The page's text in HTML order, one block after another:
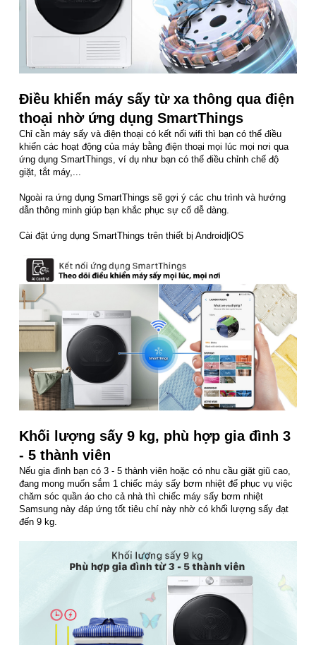
Điều khiển máy sấy từ xa thông qua điện
thoại nhờ ứng dụng SmartThings
Chỉ cần máy sấy và điện thoại có kết nối wifi thì bạn có thể điều
khiển các hoạt động của máy bằng điện thoại mọi lúc mọi nơi qua
ứng dụng SmartThings, ví dụ như bạn có thể điều chỉnh chế độ
giặt, tắt máy,...
Ngoài ra ứng dụng SmartThings sẽ gợi ý các chu trình và hướng
dẫn thông minh giúp bạn khắc phục sự cố dễ dàng.
Cài đặt ứng dụng SmartThings trên thiết bị Android|iOS
Khối lượng sấy 9 kg, phù hợp gia đình 3
- 5 thành viên
Nếu gia đình bạn có 3 - 5 thành viên hoặc có nhu cầu giặt giũ cao,
đang mong muốn sắm 1 chiếc máy sấy bơm nhiệt để phục vụ việc
chăm sóc quần áo cho cả nhà thì chiếc máy sấy bơm nhiệt
Samsung này đáp ứng tốt tiêu chí này nhờ có khối lượng sấy đạt
đến 9 kg.